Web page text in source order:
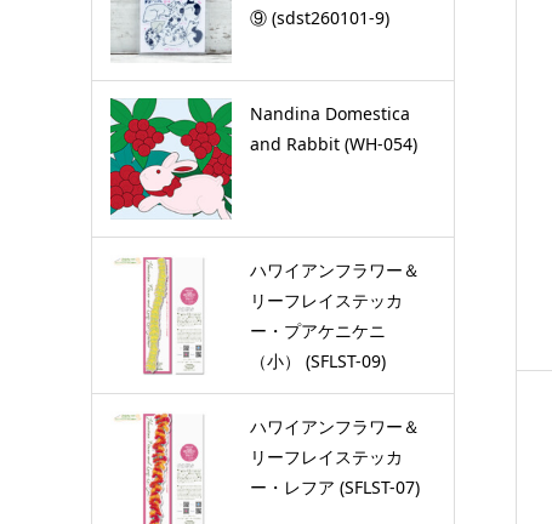
⑨ (sdst260101-9)
Nandina Domestica
and Rabbit (WH-054)
ハワイアンフラワー＆
リーフレイステッカ
ー・プアケニケニ
（小） (SFLST-09)
ハワイアンフラワー＆
リーフレイステッカ
ー・レフア (SFLST-07)